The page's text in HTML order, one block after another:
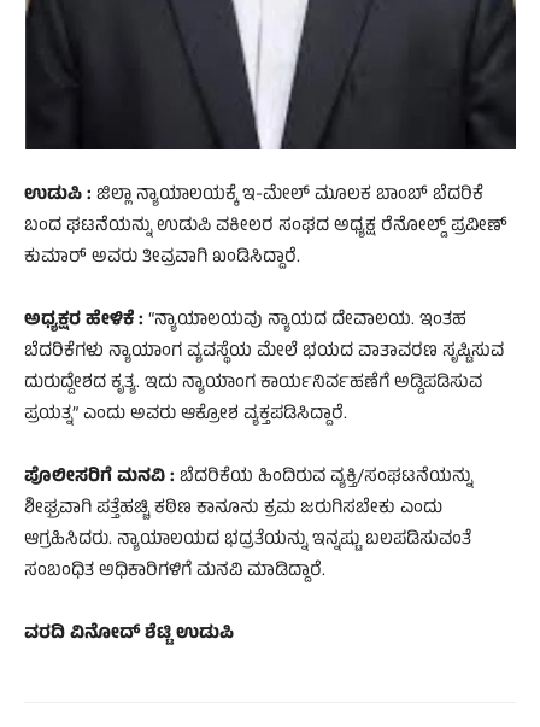
ಉಡುಪಿ : ಜಿಲ್ಲಾ ನ್ಯಾಯಾಲಯಕ್ಕೆ ಇ-ಮೇಲ್ ಮೂಲಕ ಬಾಂಬ್ ಬೆದರಿಕೆ
ಬಂದ ಘಟನೆಯನ್ನು ಉಡುಪಿ ವಕೀಲರ ಸಂಘದ ಅಧ್ಯಕ್ಷ ರೆನೋಲ್ಡ್ ಪ್ರವೀಣ್
ಕುಮಾರ್ ಅವರು ತೀವ್ರವಾಗಿ ಖಂಡಿಸಿದ್ದಾರೆ.
ಅಧ್ಯಕ್ಷರ ಹೇಳಿಕೆ : “ನ್ಯಾಯಾಲಯವು ನ್ಯಾಯದ ದೇವಾಲಯ. ಇಂತಹ
ಬೆದರಿಕೆಗಳು ನ್ಯಾಯಾಂಗ ವ್ಯವಸ್ಥೆಯ ಮೇಲೆ ಭಯದ ವಾತಾವರಣ ಸೃಷ್ಟಿಸುವ
ದುರುದ್ದೇಶದ ಕೃತ್ಯ. ಇದು ನ್ಯಾಯಾಂಗ ಕಾರ್ಯನಿರ್ವಹಣೆಗೆ ಅಡ್ಡಿಪಡಿಸುವ
ಪ್ರಯತ್ನ” ಎಂದು ಅವರು ಆಕ್ರೋಶ ವ್ಯಕ್ತಪಡಿಸಿದ್ದಾರೆ.
ಪೊಲೀಸರಿಗೆ ಮನವಿ : ಬೆದರಿಕೆಯ ಹಿಂದಿರುವ ವ್ಯಕ್ತಿ/ಸಂಘಟನೆಯನ್ನು
ಶೀಘ್ರವಾಗಿ ಪತ್ತೆಹಚ್ಚಿ ಕಠಿಣ ಕಾನೂನು ಕ್ರಮ ಜರುಗಿಸಬೇಕು ಎಂದು
ಆಗ್ರಹಿಸಿದರು. ನ್ಯಾಯಾಲಯದ ಭದ್ರತೆಯನ್ನು ಇನ್ನಷ್ಟು ಬಲಪಡಿಸುವಂತೆ
ಸಂಬಂಧಿತ ಅಧಿಕಾರಿಗಳಿಗೆ ಮನವಿ ಮಾಡಿದ್ದಾರೆ.
ವರದಿ ವಿನೋದ್ ಶೆಟ್ಟಿ ಉಡುಪಿ